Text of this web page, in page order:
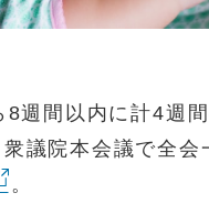
週間以内に計4週
議院本会議で全会
。